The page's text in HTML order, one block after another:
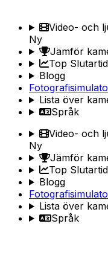
Video- och
Ny
Jämför
Top Slutartid
Blogg
Lista över
Språk
Video- och
Ny
Jämför
Top Slutartid
Blogg
Lista över
Språk